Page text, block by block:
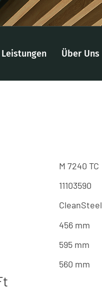
Leistungen Über Uns
M 7240 TC
11103590
CleanSteel
456 mm
595 mm
560 mm